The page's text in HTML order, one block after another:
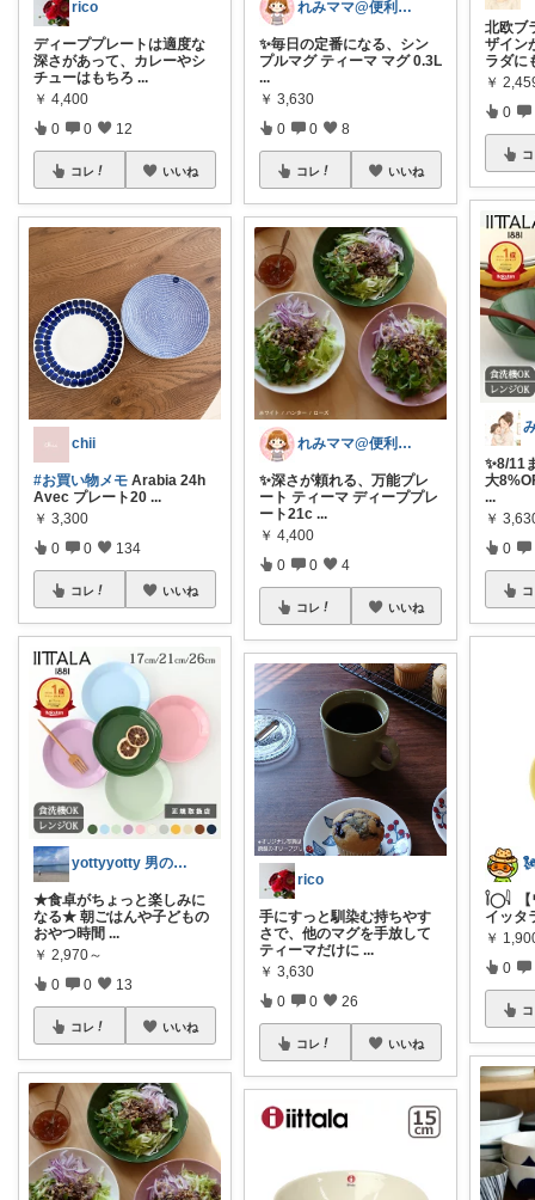
rico
ディーププレートは適度な
深さがあって、カレーやシ
チューはもちろ ...
￥ 4,400
0 0 12
コレ いいね
chii ‪
#お買い物メモ Arabia 24h
Avec プレート20 ...
￥ 3,300
0 0 134
コレ いいね
yottyyotty 男の子ママの暮らし
★食卓がちょっと楽しみに
なる★ 朝ごはんや子どもの
おやつ時間 ...
￥ 2,970～
0 0 13
コレ いいね
れみママ@便利雑貨¸¸kids
✨毎日の定番になる、シン
プルマグ ティーマ マグ 0.3L
...
￥ 3,630
0 0 8
コレ いいね
れみママ@便利雑貨¸¸kids
✨深さが頼れる、万能プレ
ート ティーマ ディーププレ
ート21c ...
￥ 4,400
0 0 4
コレ いいね
rico
手にすっと馴染む持ちやす
さで、他のマグを手放して
ティーマだけに ...
￥ 3,630
0 0 26
コレ いいね
北欧ブ
ザイン
ラダに
￥
0
✨8/11
大
...
￥
0
𓌉◯𓇋
イッタ
￥
0